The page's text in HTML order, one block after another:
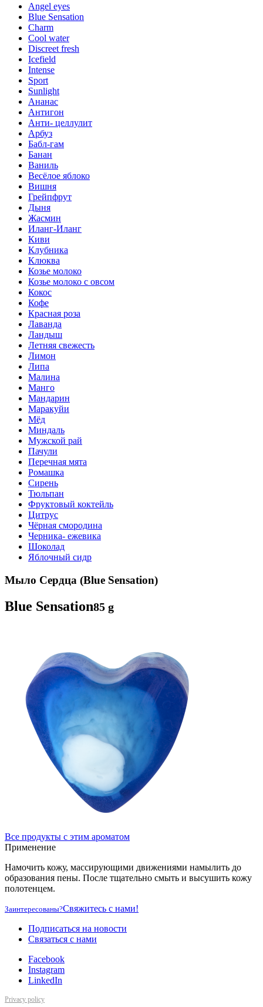
Angel eyes
Blue Sensation
Charm
Cool water
Discreet fresh
Icefield
Intense
Sport
Sunlight
Ананас
Антигон
Анти- целлулит
Арбуз
Бабл-гам
Банан
Ваниль
Весёлое яблоко
Вишня
Грейпфрут
Дыня
Жасмин
Иланг-Иланг
Киви
Клубника
Клюква
Козье молоко
Козье молоко с овсом
Кокос
Кофе
Красная роза
Лаванда
Ландыш
Летняя свежесть
Лимон
Липа
Малина
Манго
Мандарин
Маракуйи
Мёд
Миндаль
Мужской рай
Пачули
Перечная мята
Ромашка
Сирень
Тюльпан
Фруктовый коктейль
Цитрус
Чёрная смородина
Черника- ежевика
Шоколад
Яблочный сидр
Мыло Сердца (Blue Sensation)
Blue Sensation85 g
Все продукты с этим ароматом
Применение
Намочить кожу, массирующими движениями намылить до
образования пены. После тщательно смыть и высушить кожу
полотенцем.
Заинтересованы?Свяжитесь с нами!
Подписаться на новости
Cвязаться с нами
Facebook
Instagram
LinkedIn
Privacy policy